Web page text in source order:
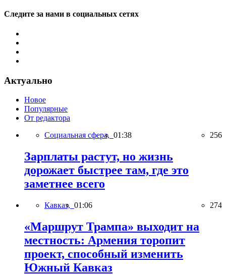
Следите за нами в социальных сетях
Актуально
Новое
Популярные
От редактора
Социальная сфера, 01:38 256
Зарплаты растут, но жизнь
дорожает быстрее там, где это
заметнее всего
Кавказ, 01:06 274
«Маршрут Трампа» выходит на
местность: Армения торопит
проект, способный изменить
Южный Кавказ